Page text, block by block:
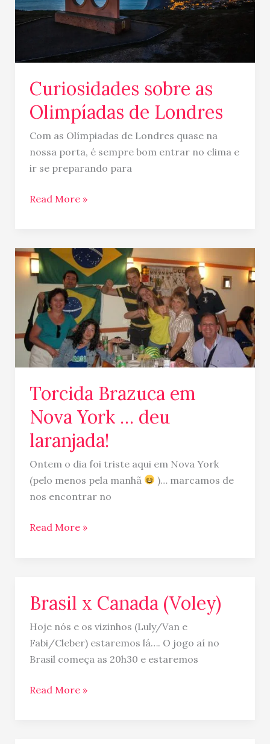
Curiosidades sobre as
Olimpíadas de Londres
Com as Olímpiadas de Londres quase na
nossa porta, é sempre bom entrar no clima e
ir se preparando para
Read More »
Torcida Brazuca em
Nova York … deu
laranjada!
Ontem o dia foi triste aqui em Nova York
(pelo menos pela manhã
)… marcamos de
nos encontrar no
Torcida
Brazuca
em
Nova
York
…
deu
laranjada!
Read More »
Brasil x Canada (Voley)
Hoje nós e os vizinhos (Luly/Van e
Fabi/Cleber) estaremos lá…. O jogo aí no
Brasil começa as 20h30 e estaremos
Brasil
Canada
(Voley)
Read More »